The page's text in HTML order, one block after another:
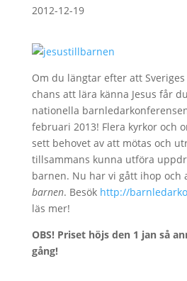
2012-12-19
Om du längtar efter att
chans att lära känna Jesus får
nationella
februari 2013! Flera kyrkor och
sett behovet av att mötas och
tillsammans kunna utföra
barnen. Nu har vi gått ihop och
barnen. Besök http://
läs mer!
OBS! Priset höjs den 1 jan så
gång!